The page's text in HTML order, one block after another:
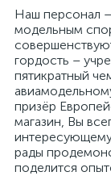
Наш персонал
модельным
гордость –
пятикратный
призёр
магазин, Вы
рады
поделится